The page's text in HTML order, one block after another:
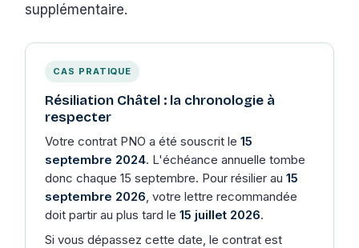
supplémentaire.
CAS PRATIQUE
Résiliation Châtel : la chronologie à
respecter
Votre contrat PNO a été souscrit le15
septembre 2024. L'échéance annuelle tombe
donc chaque 15 septembre. Pour résilier au15
septembre 2026 , votre lettre recommandée
doit partir au plus tard le15 juillet 2026.
Si vous dépassez cette date, le contrat est